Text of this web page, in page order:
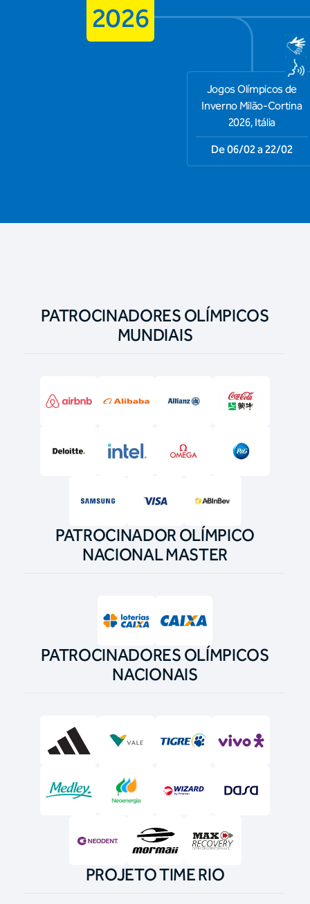
2026
Jogos Olímpicos de
Inverno Milão-Cortina
2026, Itália
De 06/02 a 22/02
PATROCINADORES OLÍMPICOS
MUNDIAIS
PATROCINADOR OLÍMPICO
NACIONAL MASTER
PATROCINADORES OLÍMPICOS
NACIONAIS
PROJETO TIME RIO